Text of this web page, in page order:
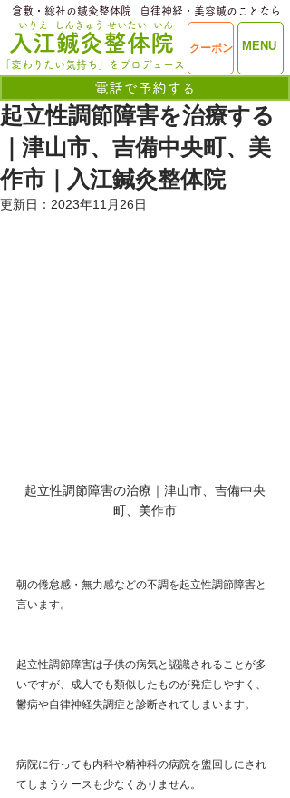
ME
​入江鍼灸整体院
いりえ
MENU
クーポン
電話で予約する
せいたい
しんきゅう いん
「変わりたい気持ち」をプロデュース
​倉敷・総社の鍼灸整体院 ​自律神経・美容鍼のことなら
起立性調節障害を治療する
｜津山市、吉備中央町、美
作市｜入江鍼灸整体院
更新日： 2023年11月26日
起立性調節障害の治療｜津山市、吉備中央
町、美作市
朝の倦怠感・無力感などの不調を起立性調節障害と
言います。
起立性調節障害は子供の病気と認識されることが多
いですが、成人でも類似したものが発症しやすく、
鬱病や自律神経失調症と診断されてしまいます。
病院に行っても内科や精神科の病院を盥回しにされ
てしまうケースも少なくありません。